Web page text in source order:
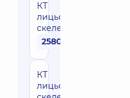
КТ
лицьового
скелета
2580 грн
КТ
лицьового